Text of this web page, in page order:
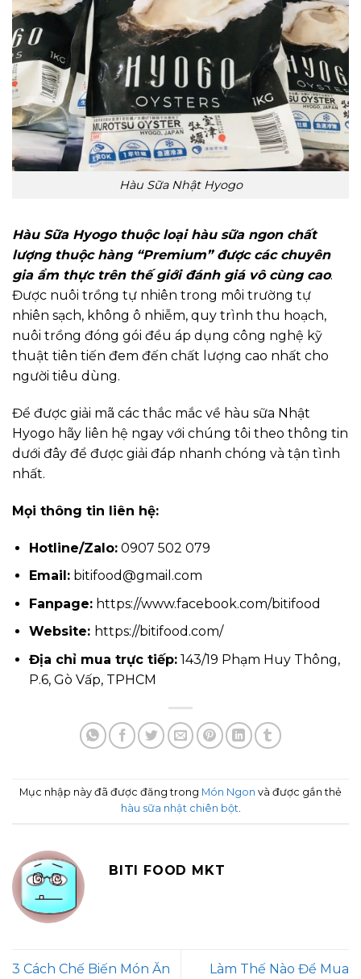
Hàu Sữa Nhật Hyogo
Hàu Sữa Hyogo thuộc loại hàu sữa ngon chất
lượng thuộc hàng “Premium” được các chuyên
gia ẩm thực trên thế giới đánh giá vô cùng cao.
Được nuôi trồng tự nhiên trong môi trường tự
nhiên sạch, không ô nhiễm, quy trình thu hoạch,
nuôi trồng đóng gói đều áp dụng công nghệ kỹ
thuật tiên tiến đem đến chất lượng cao nhất cho
người tiêu dùng.
Để được giải mã các thắc mắc về hàu sữa Nhật
Hyogo hãy liên hệ ngay với chúng tôi theo thông tin
dưới đây để được giải đáp nhanh chóng và tận tình
nhất.
Mọi thông tin liên hệ:
Hotline/Zalo:0907 502 079
Email:bitifood@gmail.com
Fanpage:https://www.facebook.com/bitifood
Website: https://bitifood.com/
Địa chỉ mua trực tiếp:143/19 Phạm Huy Thông,
P.6, Gò Vấp, TPHCM
Mục nhập này đã được đăng trong Món Ngon và được gắn thẻ
hàu sữa nhật chiên bột.
BITI FOOD MKT
3 Cách Chế Biến Món Ăn Làm Thế Nào Để Mua